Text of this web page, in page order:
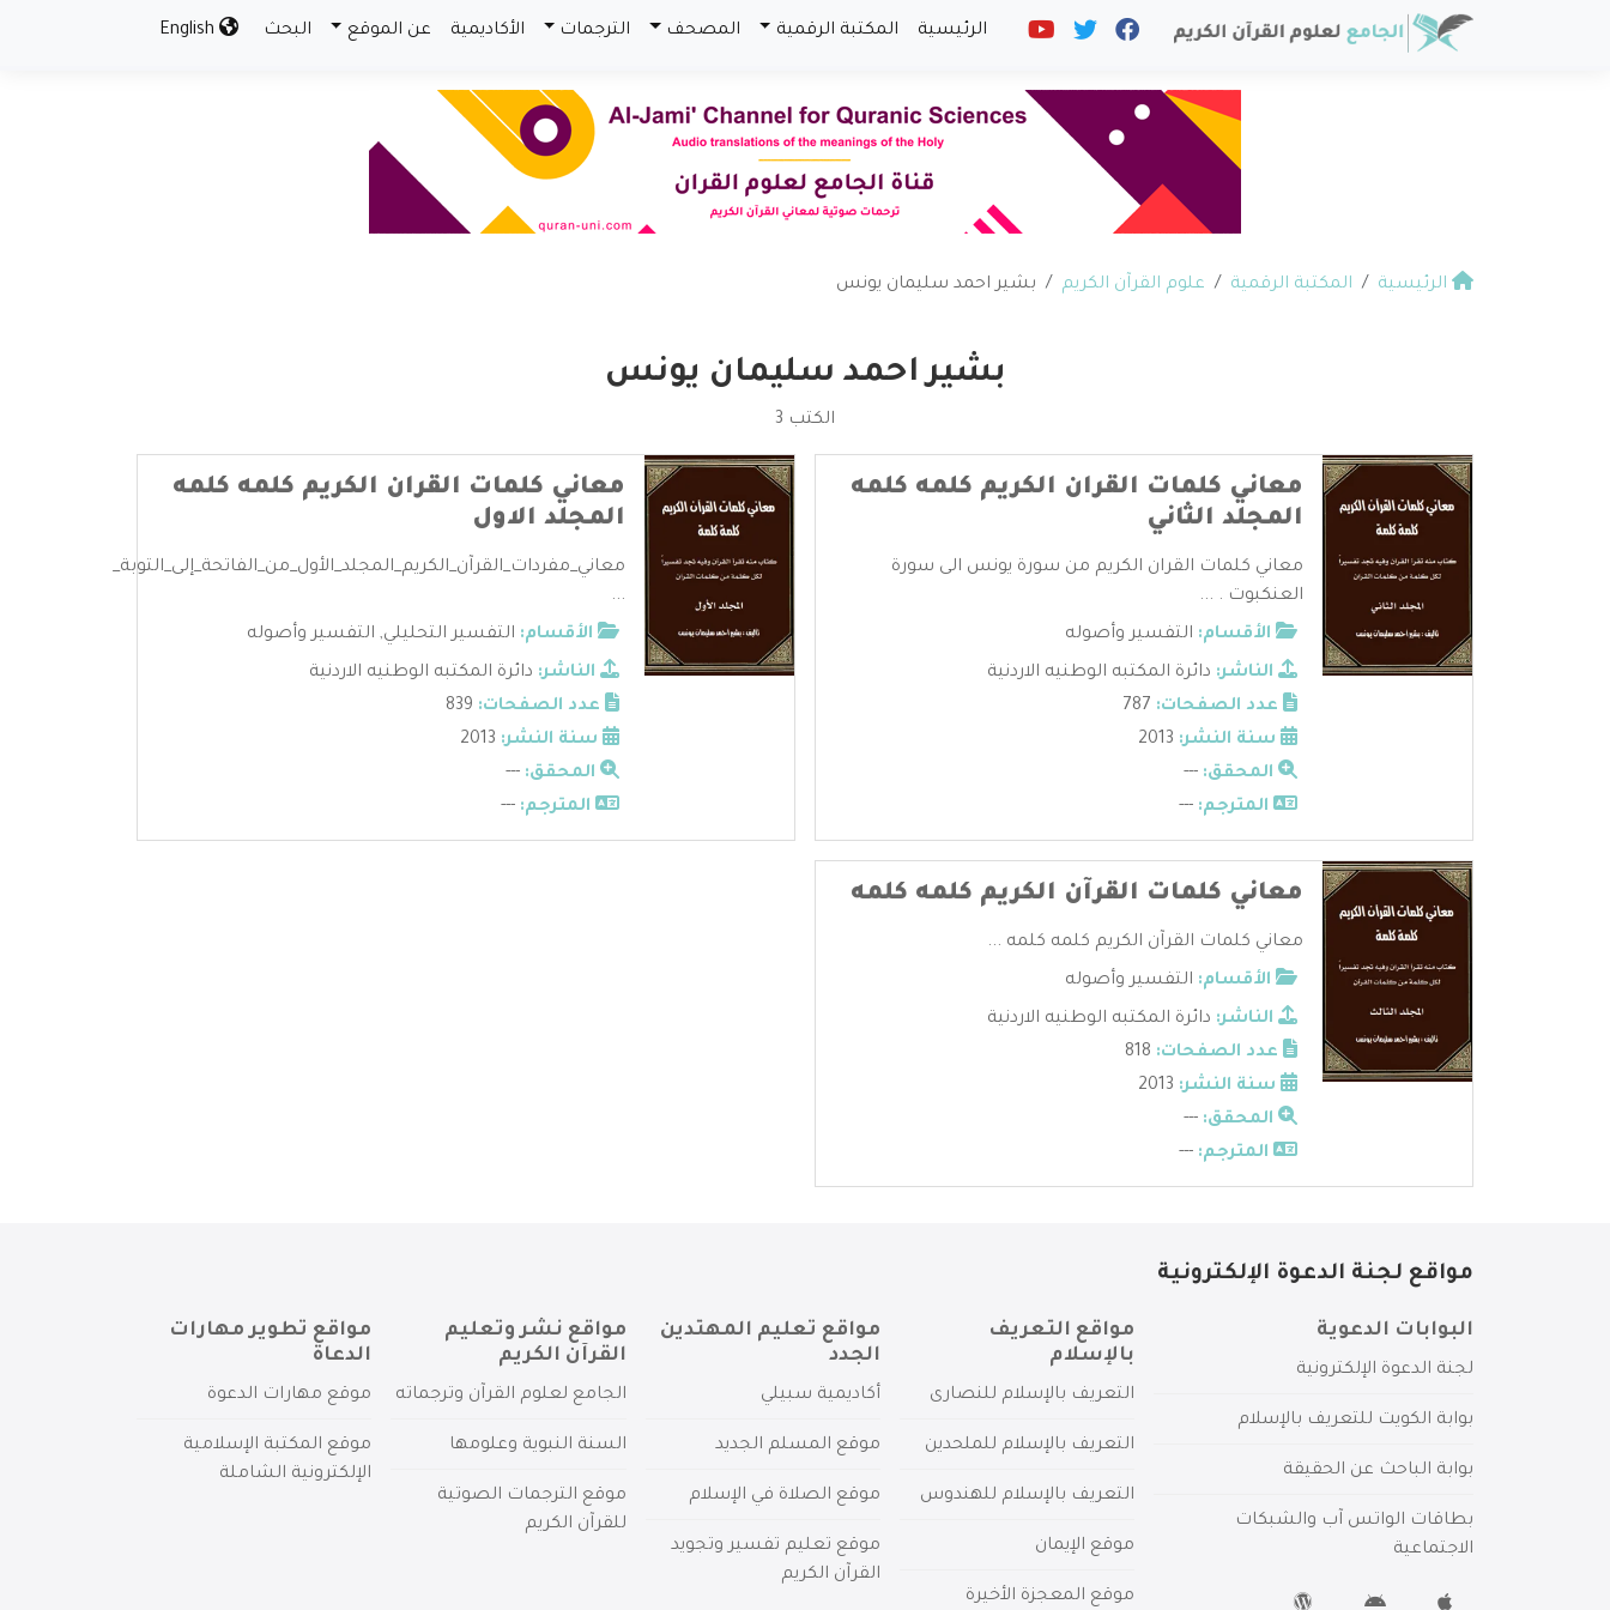
الرئيسية المكتبة الرقمية المصحف الترجمات الأكاديمية عن الموقع البحث
الرئيسية المكتبة الرقمية علوم القرآن الكريم بشير احمد سليمان يونس
بشير احمد سليمان يونس
الكتب 3
معاني كلمات القران الكريم كلمه كلمه
المجلد الثاني
معاني كلمات القران الكريم من سورة يونس الى سورة
العنكبوت . ...
الأقسام: التفسير وأصوله
الناشر: دائرة المكتبه الوطنيه الاردنية
عدد الصفحات:
سنة النشر:
المحقق: ---
المترجم: ---
معاني كلمات القران الكريم كلمه كلمه
المجلد الاول
معاني_مفردات_القرآن_الكريم_المجلد_الأول_من_الفاتحة_إلى_التوبة_
...
الأقسام: التفسير التحليلي, التفسير وأصوله
الناشر: دائرة المكتبه الوطنيه الاردنية
عدد الصفحات:
سنة النشر:
المحقق: ---
المترجم: ---
معاني كلمات القرآن الكريم كلمه كلمه
معاني كلمات القرآن الكريم كلمه كلمه ...
الأقسام: التفسير وأصوله
الناشر: دائرة المكتبه الوطنيه الاردنية
عدد الصفحات:
سنة النشر:
المحقق: ---
المترجم: ---
مواقع لجنة الدعوة الإلكترونية
البوابات الدعوية
لجنة الدعوة الإلكترونية
بوابة الكويت للتعريف بالإسلام
بوابة الباحث عن الحقيقة
بطاقات الواتس آب والشبكات
الاجتماعية
مواقع التعريف
بالإسلام
التعريف بالإسلام للنصارى
التعريف بالإسلام للملحدين
التعريف بالإسلام للهندوس
موقع الإيمان
موقع المعجزة الأخيرة
مواقع تعليم المهتدين
الجدد
أكاديمية سبيلي
موقع المسلم الجديد
موقع الصلاة في الإسلام
موقع تعليم تفسير وتجويد
القرآن الكريم
مواقع نشر وتعليم
القرآن الكريم
الجامع لعلوم القرآن وترجماته
السنة النبوية وعلومها
موقع الترجمات الصوتية
للقرآن الكريم
مواقع تطوير مهارات
الدعاة
موقع مهارات الدعوة
موقع المكتبة الإسلامية
الإلكترونية الشاملة